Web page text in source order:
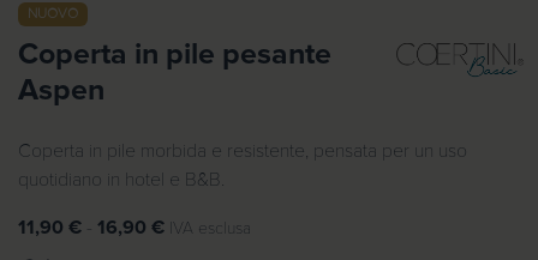
NUOVO
Coperta in pile pesante
Aspen
Coperta in pile morbida e resistente, pensata per un uso
quotidiano in hotel e B&B.
11,90 € - 16,90 €FIVA esclusa